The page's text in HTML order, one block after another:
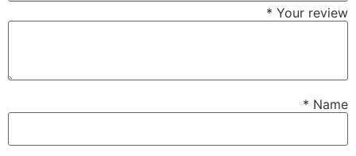
Your review
*
Name
*